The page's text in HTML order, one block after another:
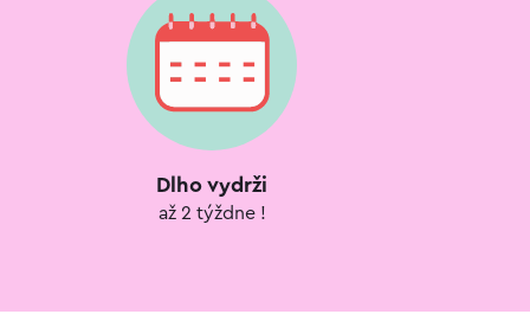
Dlho vydrži
až 2 týždne !